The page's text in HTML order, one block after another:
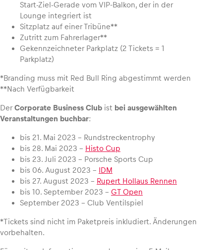
Start-Ziel-Gerade vom VIP-Balkon, der in der
Lounge integriert ist
Sitzplatz auf einer Tribüne**
Zutritt zum Fahrerlager**
Gekennzeichneter Parkplatz (2 Tickets = 1
Parkplatz)
*Branding muss mit Red Bull Ring abgestimmt werden
**Nach Verfügbarkeit
DerCorporate Business Club ist bei ausgewählten
Veranstaltungen buchbar:
bis 21. Mai 2023 – Rundstreckentrophy
bis 28. Mai 2023 – Histo Cup
bis 23. Juli 2023 – Porsche Sports Cup
bis 06. August 2023 – IDM
bis 27. August 2023 – Rupert Hollaus Rennen
bis 10. September 2023 – GT Open
September 2023 – Club Ventilspiel
*Tickets sind nicht im Paketpreis inkludiert. Änderungen
vorbehalten.